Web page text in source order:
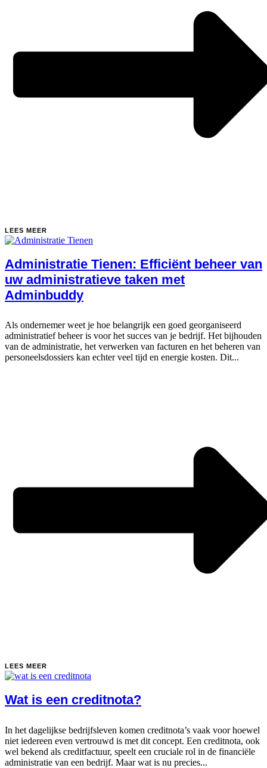
LEES MEER
Administratie Tienen: Efficiënt beheer van
uw administratieve taken met
Adminbuddy
Als ondernemer weet je hoe belangrijk een goed georganiseerd
administratief beheer is voor het succes van je bedrijf. Het bijhouden
van de administratie, het verwerken van facturen en het beheren van
personeelsdossiers kan echter veel tijd en energie kosten. Dit...
LEES MEER
Wat is een creditnota?
In het dagelijkse bedrijfsleven komen creditnota’s vaak voor hoewel
niet iedereen even vertrouwd is met dit concept. Een creditnota, ook
wel bekend als creditfactuur, speelt een cruciale rol in de financiële
administratie van een bedrijf. Maar wat is nu precies...